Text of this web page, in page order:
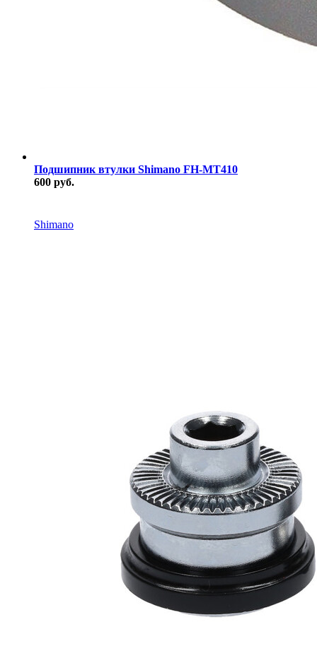
Подшипник втулки Shimano FH-MT410
600 руб.
Shimano